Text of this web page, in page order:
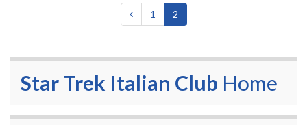
1 2
Star Trek Italian Club Home